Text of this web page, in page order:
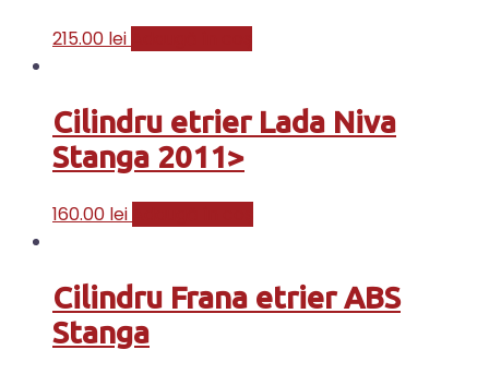
215.00 lei
Cilindru etrier Lada Niva
Stanga 2011>
160.00 lei
Cilindru Frana etrier ABS
Stanga